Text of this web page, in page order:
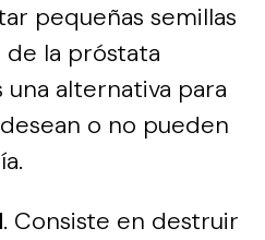
pequeñas semillas
la próstata
alternativa para
o no pueden
. Consiste en destruir